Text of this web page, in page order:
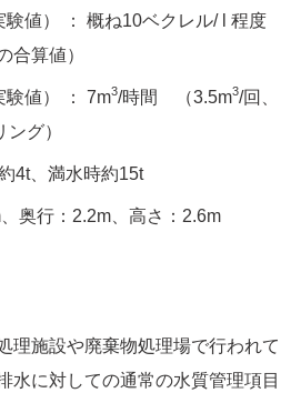
値） ： 概ね10ベクレル/ l 程度
合算値）
験値） ： 7m3/時間 （3.5m3/回、
グ）
4t、満水時約15t
奥行：2.2m、高さ：2.6m
理施設や廃棄物処理場で行われて
水に対しての通常の水質管理項目